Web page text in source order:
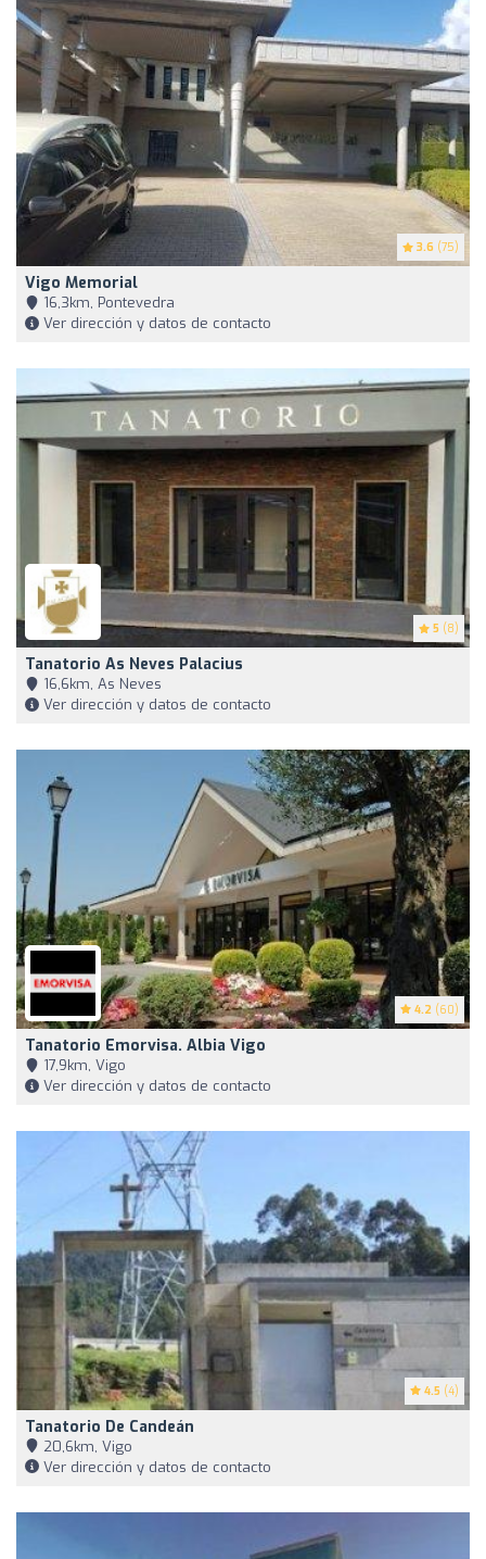
3.6 (75)
Vigo Memorial
16,3km, Pontevedra
Ver dirección y datos de contacto
5 (8)
Tanatorio As Neves Palacius
16,6km, As Neves
Ver dirección y datos de contacto
4.2 (60)
Tanatorio Emorvisa. Albia Vigo
17,9km, Vigo
Ver dirección y datos de contacto
4.5 (4)
Tanatorio De Candeán
20,6km, Vigo
Ver dirección y datos de contacto